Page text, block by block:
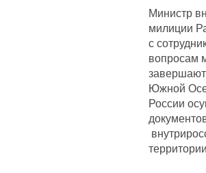
Министр
милиции
с
вопросам
Южной
России